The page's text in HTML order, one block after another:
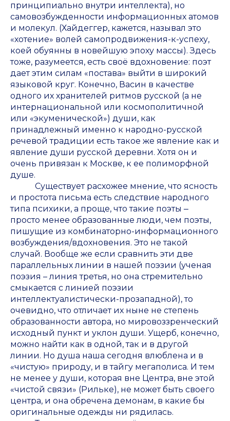
принципиально внутри интеллекта), но
самовозбужденности информационных атомов
и молекул. (Хайдеггер, кажется, называл это
«хотение» волей самопродвижения-к-успеху,
коей обуянны в новейшую эпоху массы). Здесь
тоже, разумеется, есть своё вдохновение: поэт
дает этим силам «постава» выйти в широкий
языковой круг. Конечно, Васин в качестве
одного их хранителей ритмов русской (а не
интернациональной или космополитичной
или «экуменической») души, как
принадлежный именно к народно-русской
речевой традиции есть такое же явление как и
явление души русской деревни. Хотя он и
очень привязан к Москве, к ее полиморфной
душе.
Существует расхожее мнение, что ясность
и простота письма есть следствие народного
типа психики, а проще, что такие поэты ‒
просто менее образованные люди, чем поэты,
пишущие из комбинаторно-информационного
возбуждения/вдохновения. Это не такой
случай. Вообще же если сравнить эти две
параллельных линии в нашей поэзии (ученая
поэзия – линия третья, но она стремительно
смыкается с линией поэзии
интеллектуалистически-прозападной), то
очевидно, что отличает их ныне не степень
образованности автора, но мировоззренческий
исходный пункт и уклон души. Ущерб, конечно,
можно найти как в одной, так и в другой
линии. Но душа наша сегодня влюблена и в
«чистую» природу, и в тайгу мегаполиса. И тем
не менее у души, которая вне Центра, вне этой
«чистой связи» (Рильке), не может быть своего
центра, и она обречена демонам, в какие бы
оригинальные одежды ни рядилась.